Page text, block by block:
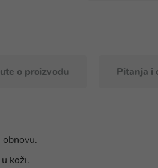
o proizvodu Pitanja i
koži.